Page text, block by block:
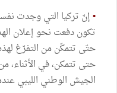
•إنّ تركيا التي وجدت
تكون دفعت نحو إعلان
حتّى تتمكّن من التفرّغ
حتى تتمكن، في الأثناء،
الجيش الوطني الليبي